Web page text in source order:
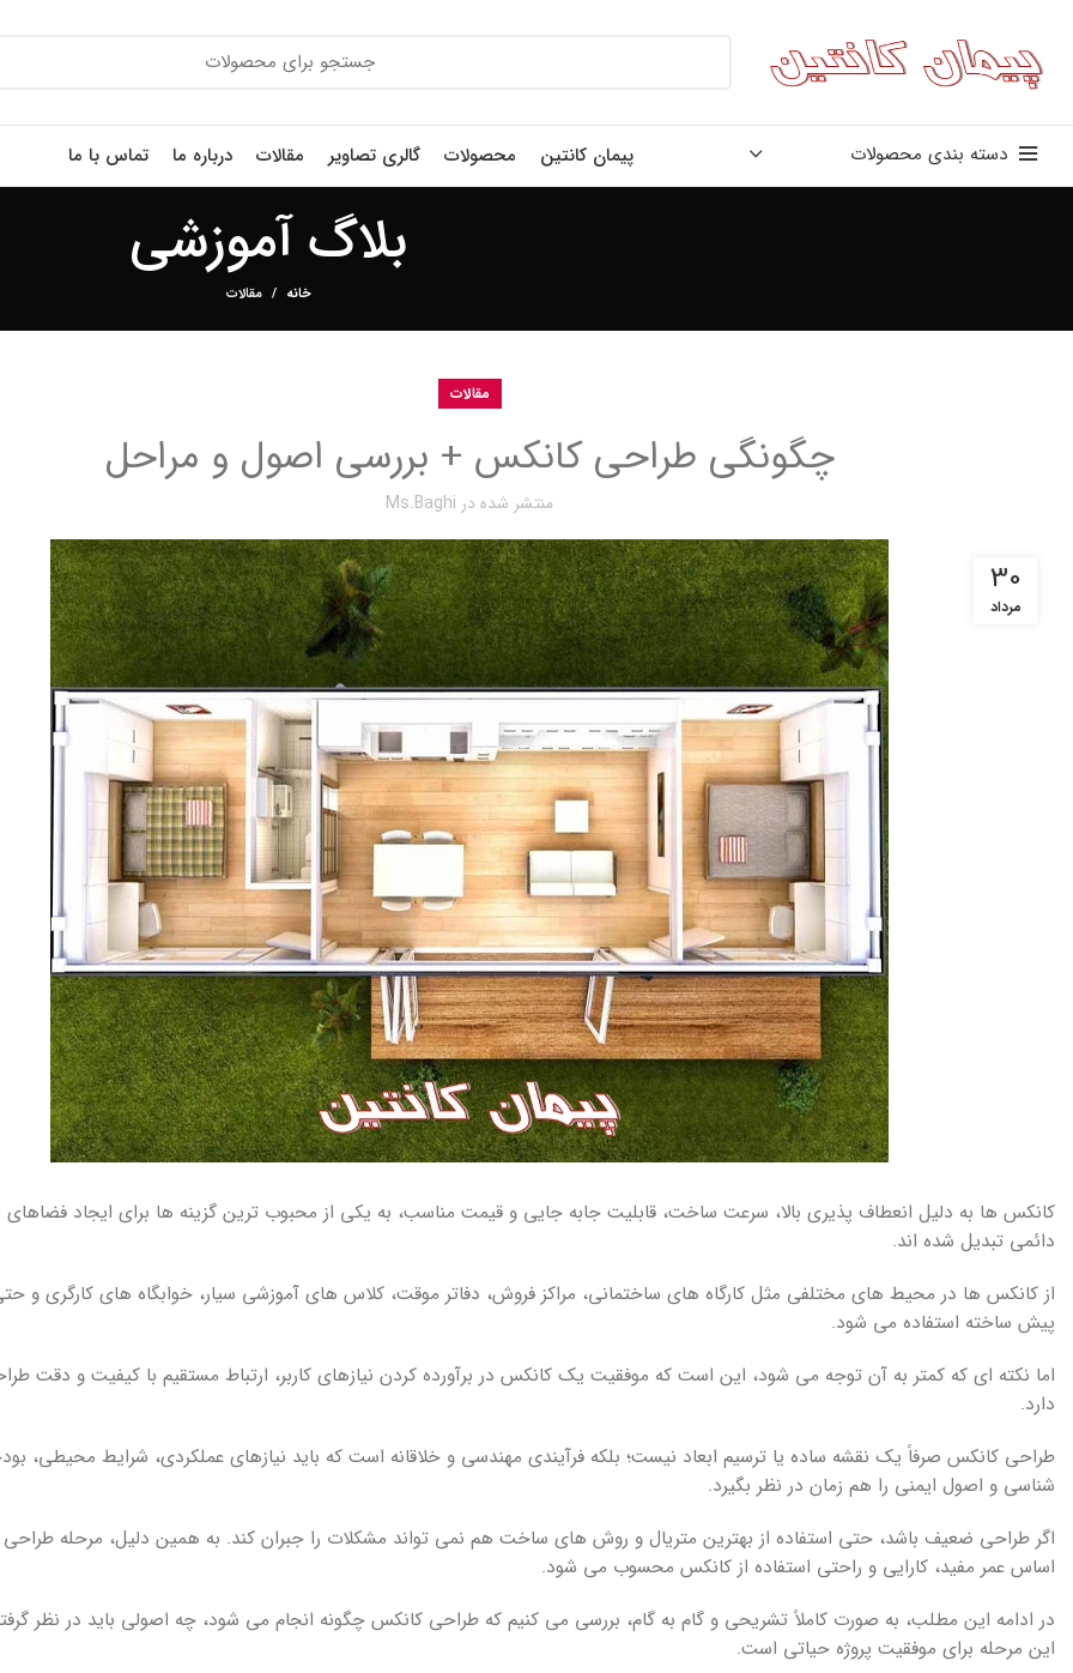
دسته بندی محصولات پیمان کانتین محصولات گالری تصاویر مقالات درباره ما تماس با ما
بلاگ آموزشی
خانه مقالات
مقالات
چگونگی طراحی کانکس + بررسی اصول و مراحل
منتشر شده در Ms.baghi
30
مرداد
کانکس ها به دلیل انعطاف پذیری بالا، سرعت ساخت، قابلیت جابه جایی و قیمت مناسب، به یکی از محبوب ترین گزینه ها برای ایجاد فضاهای
دائمی تبدیل شده اند.
از کانکس ها در محیط های مختلفی مثل کارگاه های ساختمانی، مراکز فروش، دفاتر موقت، کلاس های آموزشی سیار، خوابگاه های کارگری و
پیش ساخته استفاده می شود.
اما نکته ای که کمتر به آن توجه می شود، این است که موفقیت یک کانکس در برآورده کردن نیازهای کاربر، ارتباط مستقیم با کیفیت و دقت
دارد.
طراحی کانکس صرفاً یک نقشه ساده یا ترسیم ابعاد نیست؛ بلکه فرآیندی مهندسی و خلاقانه است که باید نیازهای عملکردی، شرایط محیطی،
شناسی و اصول ایمنی را هم زمان در نظر بگیرد.
اگر طراحی ضعیف باشد، حتی استفاده از بهترین متریال و روش های ساخت هم نمی تواند مشکلات را جبران کند. به همین دلیل، مرحله طراحی
اساس عمر مفید، کارایی و راحتی استفاده از کانکس محسوب می شود.
در ادامه این مطلب، به صورت کاملاً تشریحی و گام به گام، بررسی می کنیم که طراحی کانکس چگونه انجام می شود، چه اصولی باید در نظر
این مرحله برای موفقیت پروژه حیاتی است.